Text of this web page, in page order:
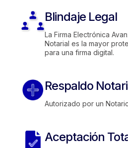
Blindaje Legal
La Firma Electrónica
Notarial es la mayor
para una firma digital.
Respaldo
Autorizado por un
Aceptación